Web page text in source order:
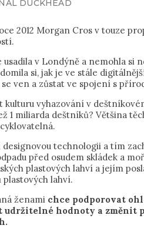
DUCKHEAD
2012 Morgan Cros v touze
v Londýně a nemohla si
si, jak je ve stále
ven a zůstat ve spojení s
vyhazování v
1 miliarda deštníků? Většina
technologii a tím
před osudem skládek a
plastových lahví a jejím
lahví.
ženami chce podporovat
udržitelné hodnoty a změnit